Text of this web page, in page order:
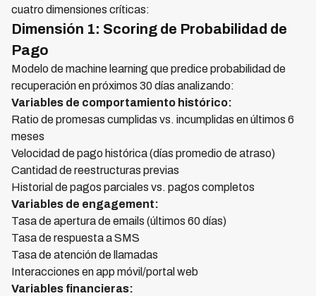
cuatro dimensiones críticas:
Dimensión 1: Scoring de Probabilidad de
Pago
Modelo de machine learning que predice probabilidad de
recuperación en próximos 30 días analizando:
Variables de comportamiento histórico:
Ratio de promesas cumplidas vs. incumplidas en últimos 6
meses
Velocidad de pago histórica (días promedio de atraso)
Cantidad de reestructuras previas
Historial de pagos parciales vs. pagos completos
Variables de engagement:
Tasa de apertura de emails (últimos 60 días)
Tasa de respuesta a SMS
Tasa de atención de llamadas
Interacciones en app móvil/portal web
Variables financieras: